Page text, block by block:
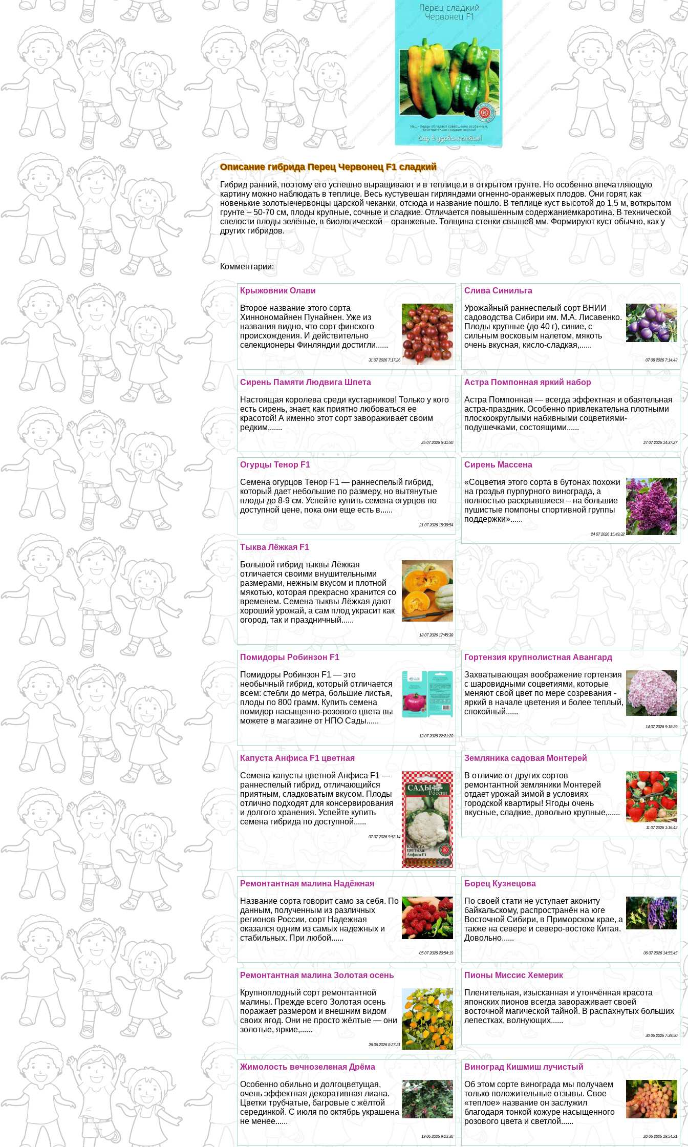
Описание гибрида Перец Червонец F1 сладкий
Гибрид ранний, поэтому его успешно выращивают и в теплице,и в открытом грунте. Но особенно впечатляющую
картину можно наблюдать в теплице. Весь кустувешан гирляндами огненно-оранжевых плодов. Они горят, как
новенькие золотыечервонцы царской чеканки, отсюда и название пошло. В теплице куст высотой до 1,5 м, воткрытом
грунте – 50-70 см, плоды крупные, сочные и сладкие. Отличается повышенным содержаниемкаротина. В технической
спелости плоды зелёные, в биологической – оранжевые. Толщина стенки свыше8 мм. Формируют куст обычно, как у
других гибридов.
Комментарии:
Слива Синильга
Урожайный раннеспелый сорт ВНИИ
садоводства Сибири им. М.А. Лисавенко.
Плоды крупные (до 40 г), синие, с
сильным восковым налетом, мякоть
очень вкусная, кисло-сладкая,......
07 08 2026 7:14:43
Крыжовник Олави
Второе название этого сорта
Хиннономайнен Пунайнен. Уже из
названия видно, что сорт финского
происхождения. И действительно
селекционеры Финляндии достигли......
31 07 2026 7:17:26
Астра Помпонная яркий набор
Астра Помпонная — всегда эффектная и обаятельная
астра-праздник. Особенно привлекательна плотными
плоскоокруглыми набивными соцветиями-
подушечками, состоящими......
27 07 2026 14:37:27
Сирень Памяти Людвига Шпета
Настоящая королева среди кустарников! Только у кого
есть сирень, знает, как приятно любоваться ее
красотой! А именно этот сорт завораживает своим
редким,......
25 07 2026 5:31:50
Сирень Массена
«Соцветия этого сорта в бутонах похожи
на гроздья пурпурного винограда, а
полностью раскрывшиеся – на большие
пушистые помпоны спортивной группы
поддержки»......
24 07 2026 15:49:32
Огурцы Тенор F1
Семена огурцов Тенор F1 — раннеспелый гибрид,
который дает небольшие по размеру, но вытянутые
плоды до 8-9 см. Успейте купить семена огурцов по
доступной цене, пока они еще есть в......
21 07 2026 15:39:54
Тыква Лёжкая F1
Большой гибрид тыквы Лёжкая
отличается своими внушительными
размерами, нежным вкусом и плотной
мякотью, которая прекрасно хранится со
временем. Семена тыквы Лёжкая дают
хороший урожай, а сам плод украсит как
огород, так и праздничный......
18 07 2026 17:45:38
Гортензия крупнолистная Авангард
Захватывающая воображение гортензия
с шаровидными соцветиями, которые
меняют свой цвет по мере созревания -
яркий в начале цветения и более теплый,
спокойный......
14 07 2026 9:18:39
Помидоры Робинзон F1
Помидоры Робинзон F1 — это
необычный гибрид, который отличается
всем: стeбли до метра, большие листья,
плоды по 800 грамм. Купить семена
помидор насыщенно-розового цвета вы
можете в магазине от НПО Сады......
12 07 2026 22:21:20
Земляника садовая Монтерей
В отличие от других сортов
ремонтантной земляники Монтерей
отдает урожай зимой в условиях
городской квартиры! Ягоды очень
вкусные, сладкие, довольно крупные,......
11 07 2026 1:16:43
Капуста Анфиса F1 цветная
Семена капусты цветной Анфиса F1 —
раннеспелый гибрид, отличающийся
приятным, сладковатым вкусом. Плоды
отлично подходят для консервирования
и долгого хранения. Успейте купить
семена гибрида по доступной......
07 07 2026 9:52:14
Борец Кузнецова
По своей стати не уступает акониту
байкальскому, распространён на юге
Восточной Сибири, в Приморском крае, а
также на севере и северо-востоке Китая.
Довольно......
06 07 2026 14:55:45
Ремонтантная малина Надёжная
Название сорта говорит само за себя. По
данным, полученным из различных
регионов России, сорт Надежная
оказался одним из самых надежных и
стабильных. При любой......
05 07 2026 20:54:19
Пионы Миссис Хемерик
Пленительная, изысканная и утончённая красота
японских пионов всегда завораживает своей
восточной магической тайной. В распахнутых больших
лепестках, волнующих......
30 06 2026 7:39:50
Ремонтантная малина Золотая осень
Крупноплодный сорт ремонтантной
малины. Прежде всего Золотая осень
поражает размером и внешним видом
своих ягод. Они не просто жёлтые — они
золотые, яркие,......
26 06 2026 8:27:31
Виноград Кишмиш лучистый
Об этом сорте винограда мы получаем
только положительные отзывы. Свое
«теплое» название он заслужил
благодаря тонкой кожуре насыщенного
розового цвета и светлой......
20 06 2026 19:54:21
Жимолость вечнозеленая Дрёма
Особенно обильно и долгоцветущая,
очень эффектная декоративная лиана.
Цветки трубчатые, багровые с жёлтой
серединкой. С июля по октябрь украшена
не менее......
19 06 2026 9:23:30